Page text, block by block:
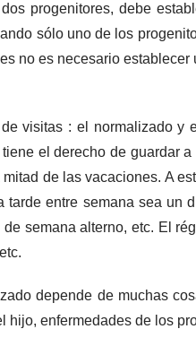
progenitores, debe
sólo uno de los
no es necesario
visitas : el normalizado y
el derecho de guardar
de las vacaciones. A
tarde entre semana sea un
semana alterno, etc. El
depende de muchas
hijo, enfermedades de los